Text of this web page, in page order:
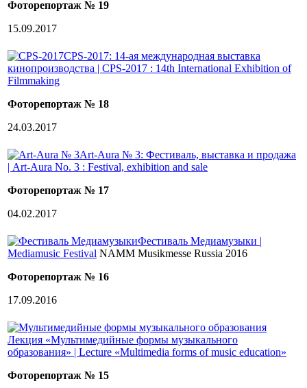
Фоторепортаж № 19
15.09.2017
CPS-2017: 14-ая международная выставка
кинопроизводства | CPS-2017 : 14th International Exhibition of
Filmmaking
Фоторепортаж № 18
24.03.2017
Art-Aura № 3: Фестиваль, выставка и продажа
| Art-Aura No. 3 : Festival, exhibition and sale
Фоторепортаж № 17
04.02.2017
Фестиваль Медиамузыки |
Mediamusic Festival NAMM Musikmesse Russia 2016
Фоторепортаж № 16
17.09.2016
Лекция «Мультимедийные формы музыкального
образования» | Lecture «Multimedia forms of music education»
Фоторепортаж № 15